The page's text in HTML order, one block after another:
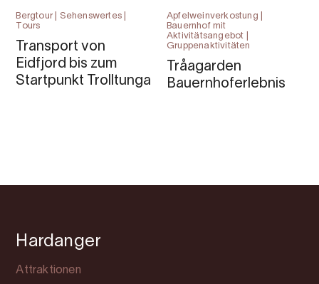
Bergtour | Sehenswertes |
Tours
Transport von
Eidfjord bis zum
Startpunkt Trolltunga
Apfelweinverkostung |
Bauernhof mit
Aktivitätsangebot |
Gruppenaktivitäten
Tråagarden
Bauernhoferlebnis
Hardanger
Attraktionen